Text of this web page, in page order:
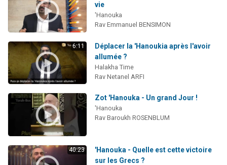
vie
'Hanouka
Rav Emmanuel BENSIMON
6:11
Déplacer la 'Hanoukia après l'avoir
allumée ?
Halakha Time
Rav Netanel ARFI
Zot 'Hanouka - Un grand Jour !
'Hanouka
Rav Baroukh ROSENBLUM
40:23
'Hanouka - Quelle est cette victoire
sur les Grecs ?